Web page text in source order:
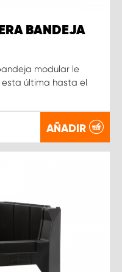
BANDEJA
modular le
última hasta el
AÑADIR